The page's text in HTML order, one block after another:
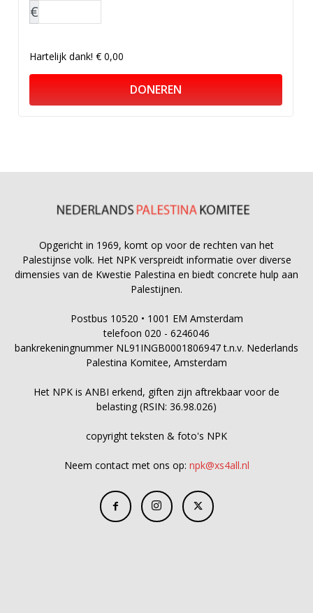
€
Hartelijk dank!€ 0,00
DONEREN
Opgericht in 1969, komt op voor de rechten van het
Palestijnse volk. Het NPK verspreidt informatie over diverse
dimensies van de Kwestie Palestina en biedt concrete hulp aan
Palestijnen.
Postbus 10520 • 1001 EM Amsterdam
telefoon 020 - 6246046
bankrekeningnummer NL91INGB0001806947 t.n.v. Nederlands
Palestina Komitee, Amsterdam
Het NPK is ANBI erkend, giften zijn aftrekbaar voor de
belasting (RSIN: 36.98.026)
copyright teksten & foto's NPK
Neem contact met ons op: npk@xs4all.nl